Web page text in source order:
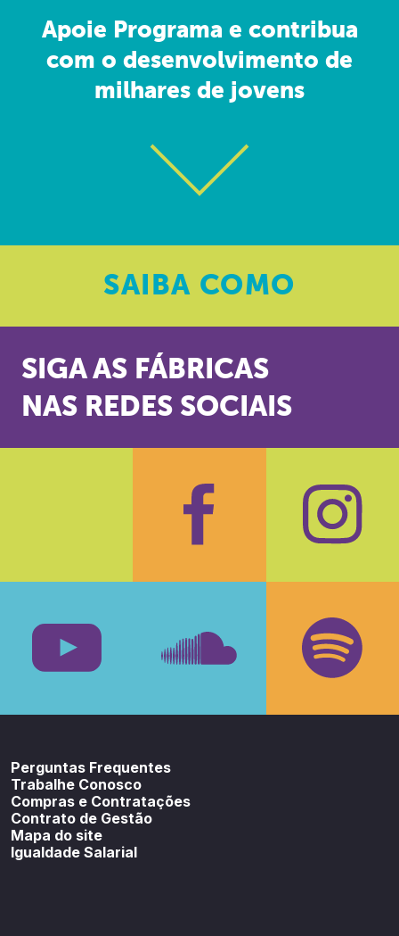
Apoie Programa e contribua
com o desenvolvimento de
milhares de jovens
SAIBA COMO
SIGA AS FÁBRICAS
NAS REDES SOCIAIS
Facebook
Perguntas Frequentes
Trabalhe Conosco
Compras e Contratações
Contrato de Gestão
Mapa do site
Igualdade Salarial